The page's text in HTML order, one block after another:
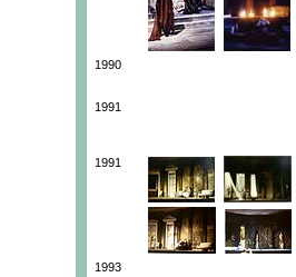
1990
1991
1991
1993